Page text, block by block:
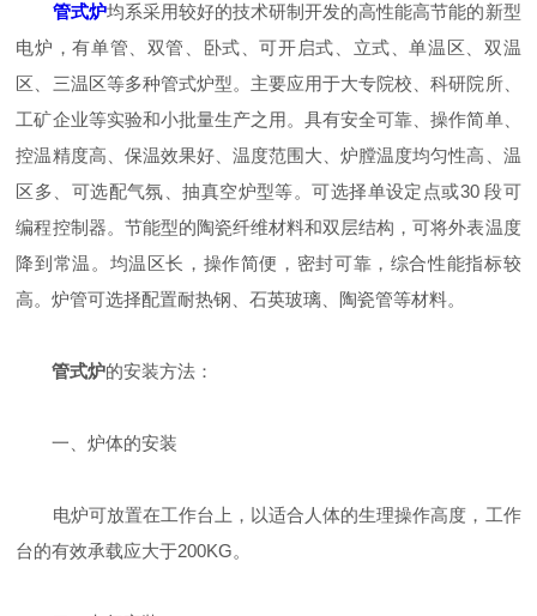
管式炉均系采用较好的技术研制开发的高性能高节能的新型
电炉，有单管、双管、卧式、可开启式、立式、单温区、双温
区、三温区等多种管式炉型。主要应用于大专院校、科研院所、
工矿企业等实验和小批量生产之用。具有安全可靠、操作简单、
控温精度高、保温效果好、温度范围大、炉膛温度均匀性高、温
区多、可选配气氛、抽真空炉型等。可选择单设定点或30 段可
编程控制器。节能型的陶瓷纤维材料和双层结构，可将外表温度
降到常温。均温区长，操作简便，密封可靠，综合性能指标较
高。炉管可选择配置耐热钢、石英玻璃、陶瓷管等材料。
管式炉的安装方法：
一、炉体的安装
电炉可放置在工作台上，以适合人体的生理操作高度，工作
台的有效承载应大于200KG。